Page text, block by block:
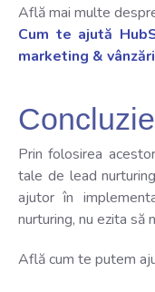
Află mai multe
Cum te ajută
marketing & vânzări
Concluzie
Prin folosirea
tale de lead
ajutor în
nurturing, nu ezita să
Află cum te putem